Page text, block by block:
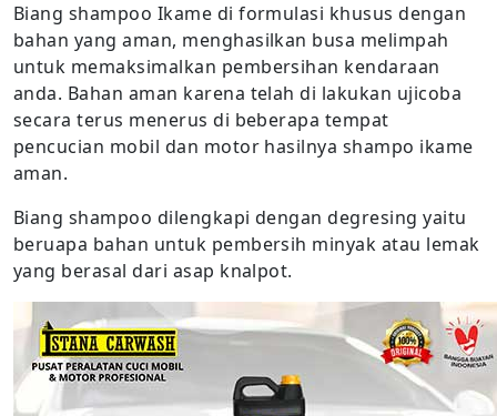
Biang shampoo Ikame di formulasi khusus dengan
bahan yang aman, menghasilkan busa melimpah
untuk memaksimalkan pembersihan kendaraan
anda. Bahan aman karena telah di lakukan ujicoba
secara terus menerus di beberapa tempat
pencucian mobil dan motor hasilnya shampo ikame
aman.
Biang shampoo dilengkapi dengan degresing yaitu
beruapa bahan untuk pembersih minyak atau lemak
yang berasal dari asap knalpot.